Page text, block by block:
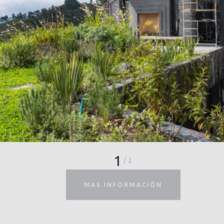
1 / 2
MAS INFORMACIÓN